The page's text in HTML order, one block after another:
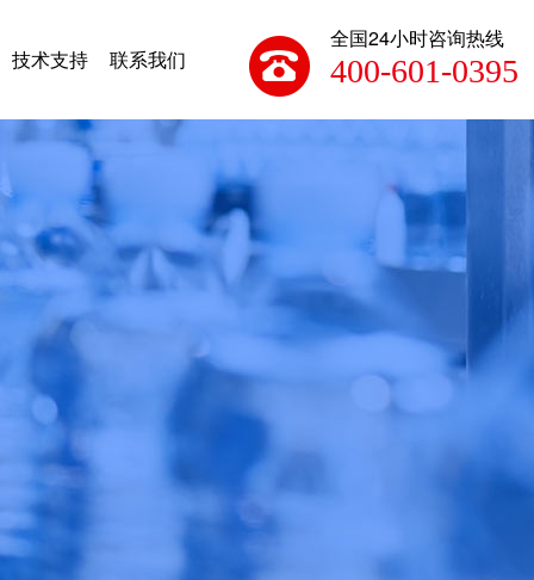
技术支持 联系我们
全国24小时咨询热线
400-601-0395